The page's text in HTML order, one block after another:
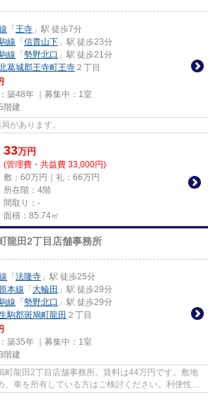
「 王寺 」駅 徒歩7分
線 「 信貴山下 」駅 徒歩23分
線 「 勢野北口 」駅 徒歩21分
葛城郡王寺町王寺 ２丁目
築48年 ｜募集中： 1室
階建
があります。
33万円
(管理費・共益費 33,000円)
敷：60万円｜礼：66万円
所在階：4階
間取り：-
面積：85.74㎡
龍田2丁目店舗事務所
「 法隆寺 」駅 徒歩25分
本線 「 大輪田 」駅 徒歩29分
線 「 勢野北口 」駅 徒歩29分
駒郡斑鳩町龍田 ２丁目
築35年 ｜募集中： 1室
階建
町龍田2丁目店舗事務所。賃料は44万円です。敷地
、車を所有している方はご検討ください。利便性の